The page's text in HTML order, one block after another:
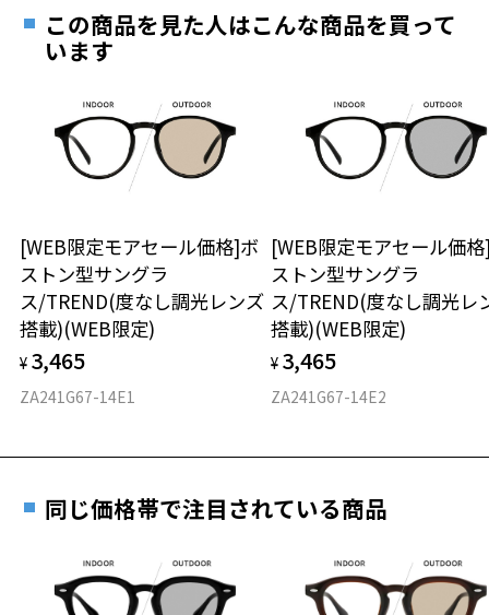
※自動車のフロントガラス等、 熱強化したガラスを通して使用すると
ガラスのひずみの干渉色が見えることがあります。
※液晶画面（パソコン・携帯電話・タブレット・カメラ等の液晶画面
が暗く見えたり、レンズの干渉色が見えることがあります。
※本製品を使用中に違和感を感じた場合は使用を中止してください。
※本製品は磁石を使用しています。磁石部分が首から上に直接あたら
ないようご注意ください。
※強い衝撃やひねり等はプレートが外れる原因となりますのでご注意
ください。
※あまり長い時間ご使用されないようご注意ください。
品名：ファッション用グラス
レンズの材質：プラスチック
レンズカラー：偏光ブルー/ブルー/パープル系
紫外線透過率：0.1%以下 (紫外線カット率：99.9%以上)
ゾフ・カスタマーサポート
TEL：0120-013-883
仕上がり寸法
D 仕上がりの横幅：約145mm
E 仕上がりの縦幅：約46mm
※メガネ：デモレンズを外した重さ
タイプ
安心1 フレーム１年間品質保証
日または発送日より１年間修理又は交換させて頂
きます。
※保証期間内に交換が行われた場合、保証期間は初期の期間から
延長されません。
安心2 視力測定無料
視力の変化を早めに発見するために、定期的な視
力測定をおすすめいたします。
安心3 かかり具合調整無料
もっと見る
ご希望のお客さまは、「レンズ交換券」をお選びのうえ、
最寄りのZoff実店舗にてレンズをお買い求めください。
※サングラスやパッケージ品では「レンズ交換券」はお選び
談ください。
オンラインストアでフレームのみ購入して、
実店舗で度付きにできます
ご購入時に「レンズ交換券」をお選びいただくと、実店舗で
度数を測定のうえ、度付きレンズ（標準セットレンズ）へ無
料交換いただけます。
詳しくはこちら
お近くのZoff実店舗にて度数を測定いただけます（無料）。
その際は記入用紙をダウンロードしてお使いください。
ダウンロード
この商品を見た人はこんな商品を買って
います
[WEB限定モアセール価格]ボ
ストン型サングラ
ス/TREND(度なし調光レンズ
搭載)(WEB限定)
¥ 3,465
ZA241G67-14E1
[WEB限定モアセール価
ストン型サングラ
ス/TREND(度なし調光レ
搭載)(WEB限定)
¥ 3,465
ZA241G67-14E2
同じ価格帯で注目されている商品